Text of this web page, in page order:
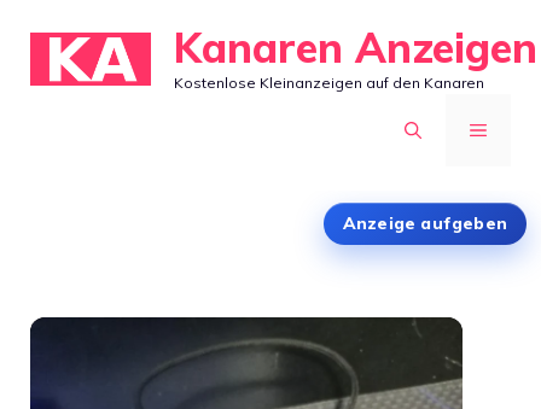
Inhalt
springen
Kanaren Anzeigen
Kostenlose Kleinanzeigen auf den Kanaren
MENÜ
Anzeige aufgeben